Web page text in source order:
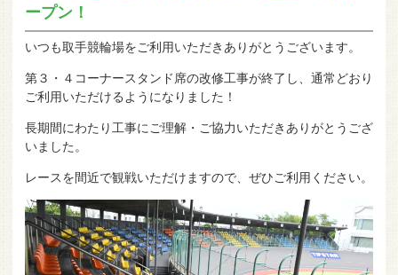
取手FAN
インフォメーション
競輪場ガイド
アクセス
ープン！
いつも取手競輪場をご利用いただきありがとうございます。
第３・４コーナースタンド席の改修工事が終了し、通常どおり
ご利用いただけるようになりました！
長期間にわたり工事にご理解・ご協力いただきありがとうござ
いました。
レースを間近で観戦いただけますので、ぜひご利用ください。